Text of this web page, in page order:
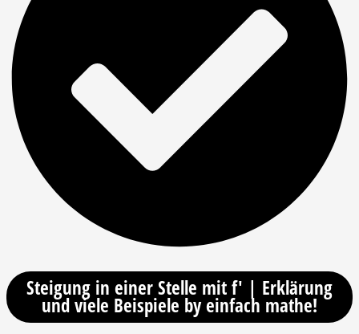
Steigung in einer Stelle mit f' | Erklärung
und viele Beispiele by einfach mathe!